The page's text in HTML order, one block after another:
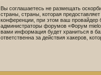
Вы соглашаетесь не размещать
страны, страны, которая
конференции, при этом ваш провайдер
администраторы форумов «Форум
вами информация будет храниться в
ответственна за действия хакеров,